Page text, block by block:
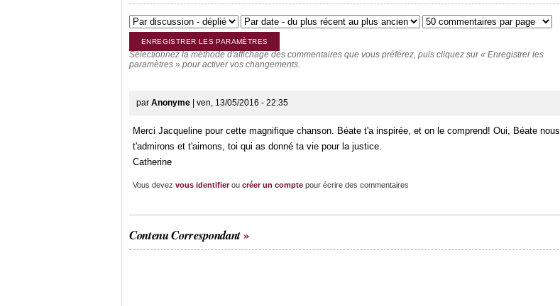
Sélectionnez la méthode d'affichage des commentaires que vous préférez, puis cliquez sur « Enregistrer les
paramètres » pour activer vos changements.
par Anonyme | ven, 13/05/2016 - 22:35
Merci Jacqueline pour cette magnifique chanson. Béate t'a inspirée, et on le comprend! Oui, Béate nous
t'admirons et t'aimons, toi qui as donné ta vie pour la justice.
Catherine
Vous devez vous identifierou créer un compte pour écrire des commentaires
Contenu Correspondant